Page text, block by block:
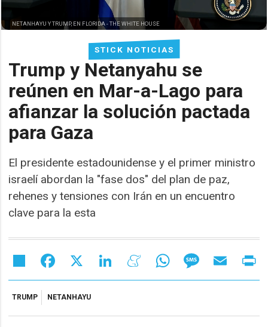
STICK NOTICIAS
Trump y Netanyahu se
reúnen en Mar-a-Lago para
afianzar la solución pactada
para Gaza
El presidente estadounidense y el primer ministro
israelí abordan la "fase dos" del plan de paz,
rehenes y tensiones con Irán en un encuentro
clave para la esta
NETANHAYU Y TRUMP, EN FLORIDA -THE WHITE HOUSE
Share Facebook LinkedIn MeneameWhatsAppMessageEmail
TRUMP NETANHAYU